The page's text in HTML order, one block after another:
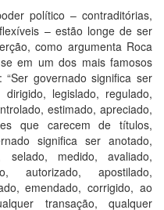
político – contraditórias,
– estão longe de ser
como argumenta Roca
em um dos mais famosos
governado significa ser
legislado, regulado,
estimado, apreciado,
que carecem de títulos,
significa ser anotado,
selado, medido, avaliado,
autorizado, apostilado,
emendado, corrigido, ao
transação, qualquer